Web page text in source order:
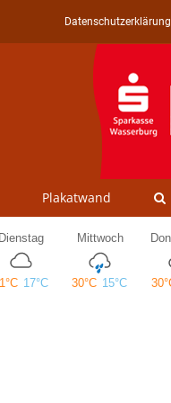
Datenschutzerklärung
Plakatwand